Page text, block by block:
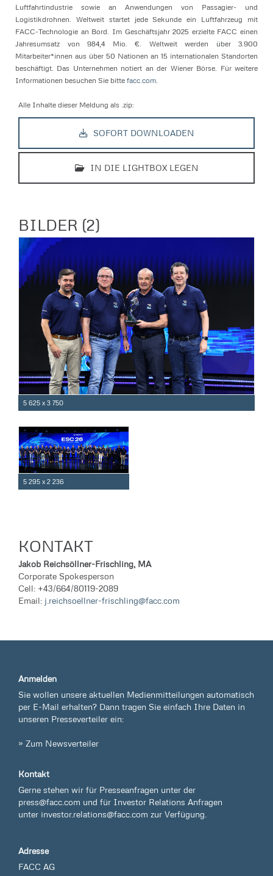
Luftfahrtindustrie sowie an Anwendungen von Passagier- und
Logistikdrohnen. Weltweit startet jede Sekunde ein Luftfahrzeug mit
FACC-Technologie an Bord. Im Geschäftsjahr 2025 erzielte FACC einen
Jahresumsatz von 984,4 Mio. €. Weltweit werden über 3.900
Mitarbeiter*innen aus über 50 Nationen an 15 internationalen Standorten
beschäftigt. Das Unternehmen notiert an der Wiener Börse. Für weitere
Informationen besuchen Sie bitte facc.com
Alle Inhalte dieser Meldung als .zip:
SOFORT DOWNLOADEN
IN DIE LIGHTBOX LEGEN
BILDER (2)
5 625 x 3 750
5 295 x 2 236
KONTAKT
Jakob Reichsöllner-Frischling, MA
Corporate Spokesperson
Cell: +43/664/80119-2089
Email: j.reichsoellner-frischling@facc.com
Anmelden
Sie wollen unsere aktuellen Medienmitteilungen automatisch
per E-Mail erhalten? Dann tragen Sie einfach Ihre Daten in
unseren Presseverteiler ein:
» Zum Newsverteiler
Kontakt
Gerne stehen wir für Presseanfragen unter der
press@facc.com und für Investor Relations Anfragen
unter investor.relations@facc.com zur Verfügung.
Adresse
FACC AG